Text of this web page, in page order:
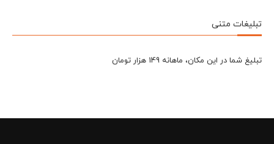
تبلیغات متنی
تبلیغ شما در این مکان، ماهانه 149 هزار تومان